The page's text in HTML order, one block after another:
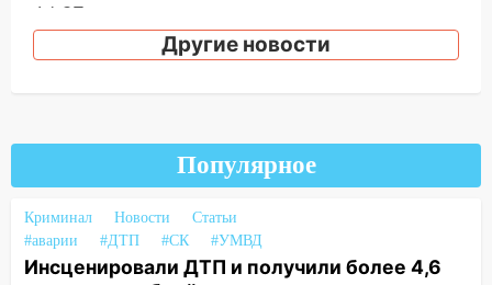
14:23
передумать увольняться, если им
повысят зарплату
судом предстанет банда
автоподставщиков
13:36 В Инзе произошел крупный пожар
13:00 В суде защитили репутацию
Другие новости
Популярное
Криминал Новости
Статьи
#аварии
#ДТП #СК #УМВД
Инсценировали ДТП и получили более 4,6